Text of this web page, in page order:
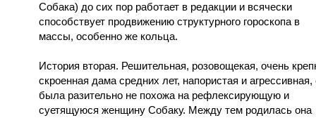
Собака) до сих пор работает в редакции и всячески
способствует продвижению структурного гороскопа в
массы, особенно же кольца.
История вторая. Решительная, розовощекая, очень
скроенная дама средних лет, напористая и агрессивная,
была разительно не похожа на рефлексирующую и
суетящуюся женщину Собаку. Между тем родилась она